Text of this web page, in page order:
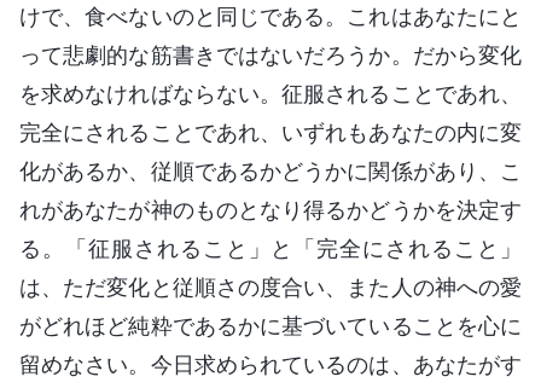
けで、食べないのと同じである。これはあなたにと
って悲劇的な筋書きではないだろうか。だから変化
を求めなければならない。征服されることであれ、
完全にされることであれ、いずれもあなたの内に変
化があるか、従順であるかどうかに関係があり、こ
れがあなたが神のものとなり得るかどうかを決定す
る。「征服されること」と「完全にされること」
は、ただ変化と従順さの度合い、また人の神への愛
がどれほど純粋であるかに基づいていることを心に
留めなさい。今日求められているのは、あなたがす